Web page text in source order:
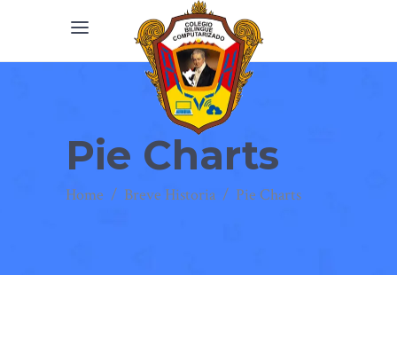
Pie Charts
Home / Breve Historia / Pie Charts